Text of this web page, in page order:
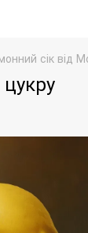
сік від